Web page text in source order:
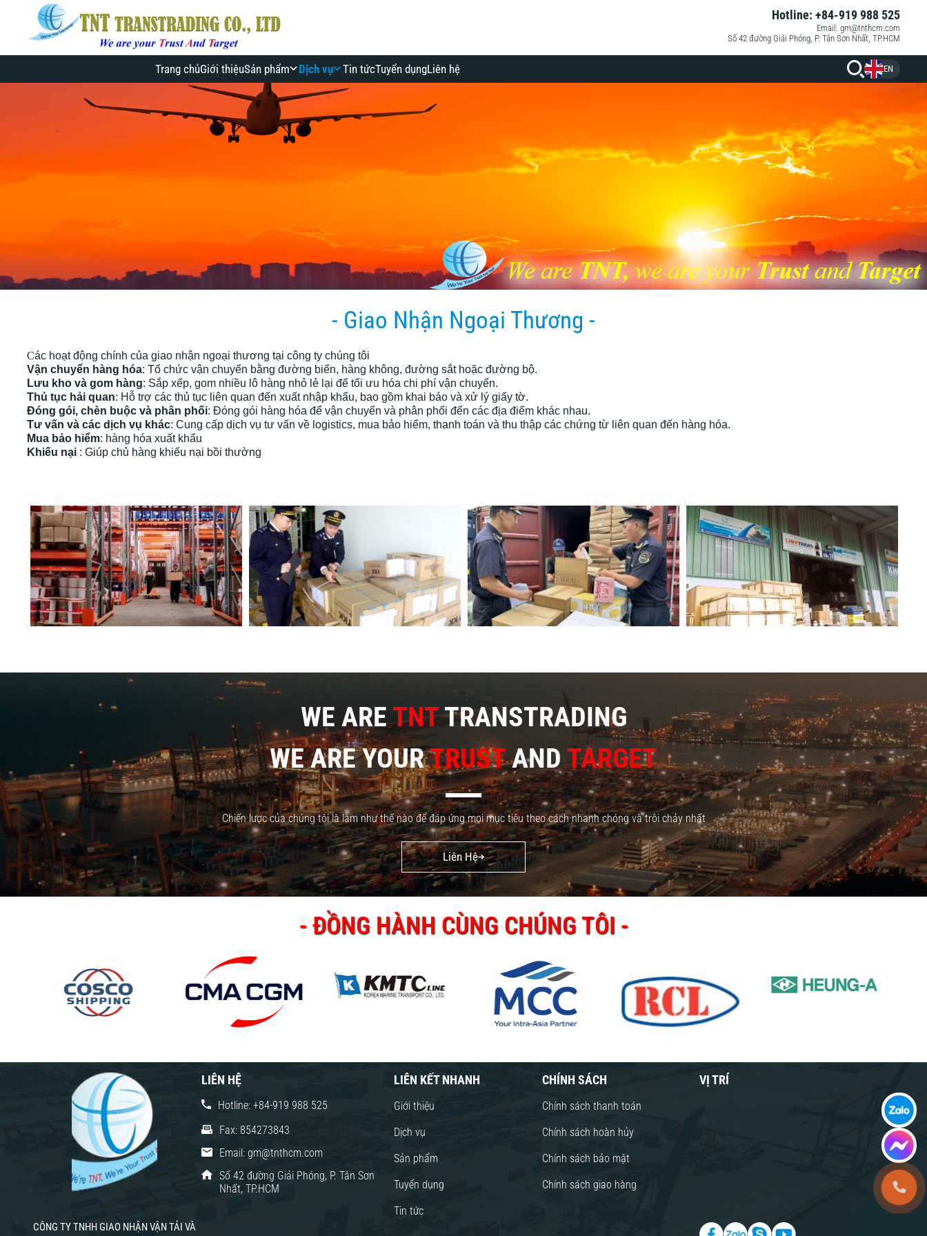
Hotline: +84-919 988 525
Email: gm@tnthcm.com
Số 42 đường Giải Phóng, P. Tân Sơn Nhất, TP.HCM
Trang chủGiới thiệuSản phẩm Dịch vụ Tin tứcTuyển dụngLiên hệ EN
- Giao Nhận Ngoại Thương -
Các hoạt động chính của giao nhận ngoại thương tại công ty chúng tôi
Vận chuyển hàng hóa: Tổ chức vận chuyển bằng đường biển, hàng không, đường sắt hoặc đường bộ.
Lưu kho và gom hàng: Sắp xếp, gom nhiều lô hàng nhỏ lẻ lại để tối ưu hóa chi phí vận chuyển.
Thủ tục hải quan: Hỗ trợ các thủ tục liên quan đến xuất nhập khẩu, bao gồm khai báo và xử lý giấy tờ.
Đóng gói, chèn buộc và phân phối: Đóng gói hàng hóa để vận chuyển và phân phối đến các địa điểm khác nhau.
Tư vấn và các dịch vụ khác: Cung cấp dịch vụ tư vấn về logistics, mua bảo hiểm, thanh toán và thu thập các chứng từ liên quan đến hàng hóa.
Mua bảo hiểm: hàng hóa xuất khẩu
Khiếu nại : Giúp chủ hàng khiếu nại bồi thường
WE ARETNTTRANSTRADING
WE ARE YOURTRUSTAND TARGET
Chiến lược của chúng tôi là làm như thế nào để đáp ứng mọi mục tiêu theo cách nhanh chóng và trôi chảy nhất
Liên Hệ
- ĐỒNG HÀNH CÙNG CHÚNG TÔI -
CÔNG TY TNHH GIAO NHẬN VẬN TẢI VÀ
LIÊN HỆ
Hotline: +84-919 988 525
Fax: 854273843
Email: gm@tnthcm.com
Số 42 đường Giải Phóng, P. Tân Sơn
Nhất, TP.HCM
LIÊN KẾT NHANH
Giới thiệu
Dịch vụ
Sản phẩm
Tuyển dụng
Tin tức
CHÍNH SÁCH
Chính sách thanh toán
Chính sách hoàn hủy
Chính sách bảo mật
Chính sách giao hàng
VỊ TRÍ